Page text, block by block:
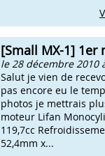
[Small MX-1] 1er
le 28 décembre 2010
Salut je vien de
pas encore eu le
photos je mettrais
moteur Lifan
119,7cc
52,4mm x...